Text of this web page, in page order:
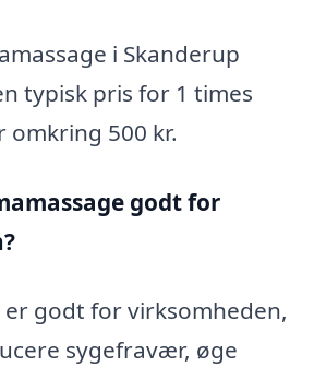
i Skanderup
typisk pris for 1 times
omkring 500 kr.
godt for
er godt for virksomheden,
sygefravær, øge